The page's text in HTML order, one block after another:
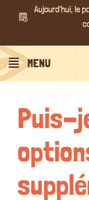
Aujourd'hui, le
MENU
Puis-